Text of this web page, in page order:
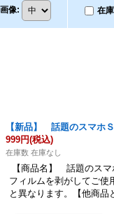
画像: 在
【新品】 話題のスマ
999円(税込)
在庫数 在庫なし
【商品名】 話題のス
フィルムを剥がしてご
と異なります。【他商